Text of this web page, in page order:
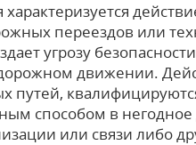
переездов или
угрозу
движении.
способом в негодное
или связи либо